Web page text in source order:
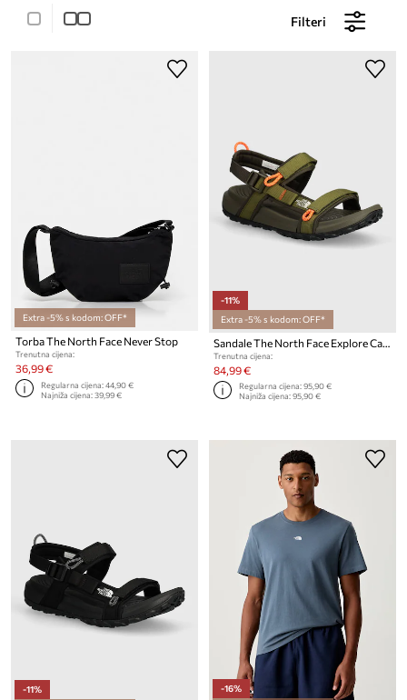
Filteri
Extra -5% s kodom: OFF*
Torba The North Face Never Stop
Trenutna cijena:
36,99 €
Regularna cijena:44,90 €
Najniža cijena:39,99 €
-11%
Extra -5% s kodom: OFF*
Trenutna cijena:
84,99 €
Regularna cijena:95,90 €
Najniža cijena:95,90 €
-11%
-16%